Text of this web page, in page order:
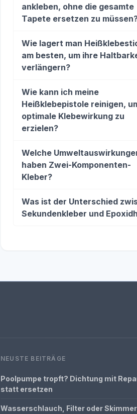
ankleben, ohne die gesamte
Tapete ersetzen zu
Wie lagert man
am besten, um ihre
verlängern?
Wie kann ich meine
Heißklebepistole reinigen,
optimale Klebewirkung zu
erzielen?
Welche
haben Zwei-Komponenten-
Kleber?
Was ist der Unterschied
Sekundenkleber und
NEUSTE BEITRÄGE
Poolpumpe tropft? Dichtung mit
statt ersetzen
Wasserschlauch, Filter oder